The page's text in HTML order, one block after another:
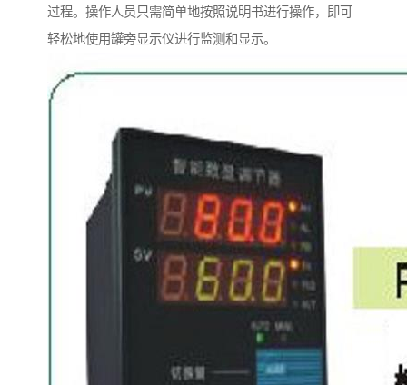
过程。操作人员只需简单地按照说明书进行操作，即可
轻松地使用罐旁显示仪进行监测和显示。